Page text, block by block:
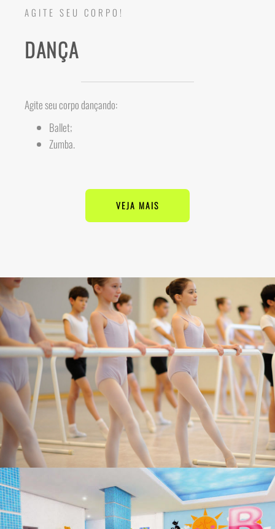
AGITE SEU CORPO!
DANÇA
Agite seu corpo dançando:
Ballet;
Zumba.
VEJA MAIS